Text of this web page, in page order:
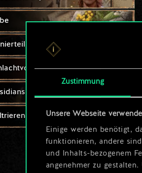
Zustimmung
Unsere Webseite
Einige werden benötigt,
funktionieren, andere
und Inhalts-bezogenem
angenehmer zu
x2
Magierin x2